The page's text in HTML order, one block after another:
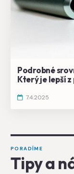
Podrobné
Který je lepší
7.4.2025
PORADÍME
Tipy a